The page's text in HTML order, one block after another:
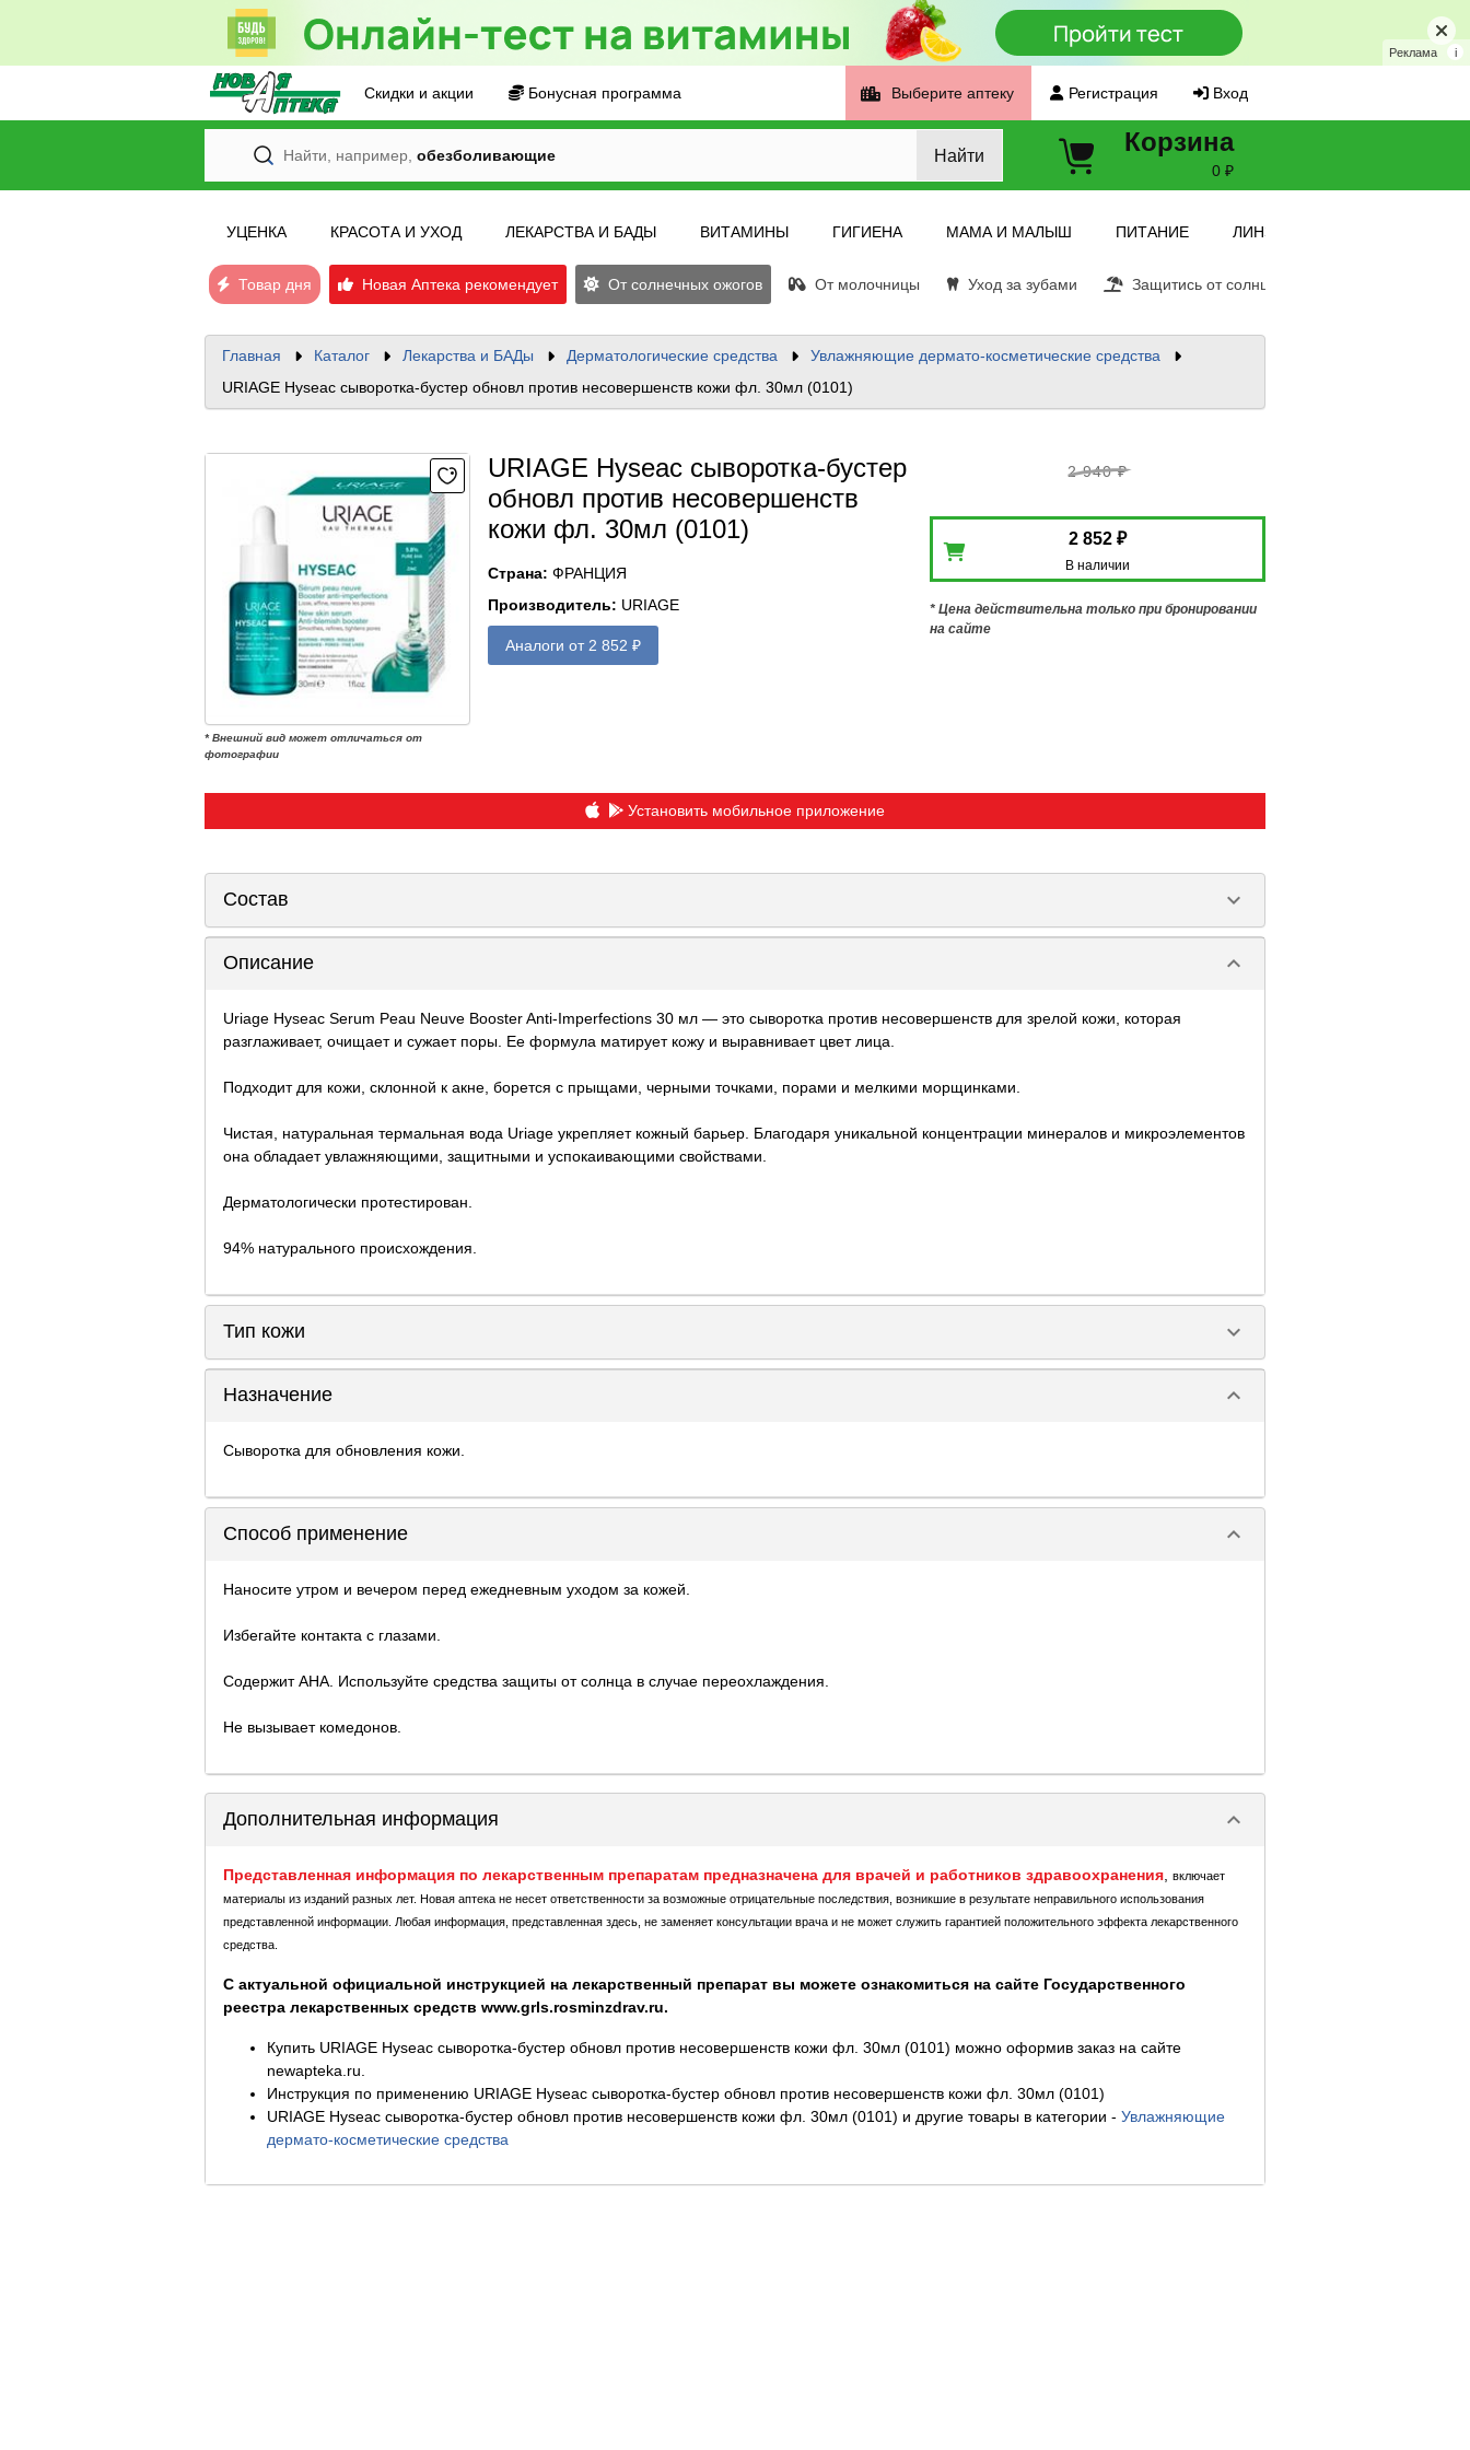
Реклама i
Скидки и акции Бонусная программа Выберите аптеку Регистрация Вход
Найти, например, обезболивающие Найти Корзина
0 ₽
УЦЕНКА КРАСОТА И УХОД ЛЕКАРСТВА И БАДЫ ВИТАМИНЫ ГИГИЕНА МАМА И МАЛЫШ ПИТАНИЕ ЛИНЗЫ
Товар дня Новая Аптека рекомендует От солнечных ожогов От молочницы Уход за зубами Защитись от солнца
Главная Каталог Лекарства и БАДы Дерматологические средства
Увлажняющие дермато-косметические средства
URIAGE Hyseac сыворотка-бустер обновл против несовершенств кожи фл. 30мл (0101)
* Внешний вид может отличаться от
фотографии
URIAGE Hyseac сыворотка-бустер
обновл против несовершенств
кожи фл. 30мл (0101)
Страна: ФРАНЦИЯ
Производитель: URIAGE
Аналоги от 2 852 ₽
2 940 ₽
2 852 ₽
В наличии
* Цена действительна только при бронировании
на сайте
Установить мобильное приложение
Состав keyboard_arrow_down
Описание keyboard_arrow_down
Uriage Hyseac Serum Peau Neuve Booster Anti-Imperfections 30 мл — это сыворотка против несовершенств для зрелой кожи, которая
разглаживает, очищает и сужает поры. Ее формула матирует кожу и выравнивает цвет лица.
Подходит для кожи, склонной к акне, борется с прыщами, черными точками, порами и мелкими морщинками.
Чистая, натуральная термальная вода Uriage укрепляет кожный барьер. Благодаря уникальной концентрации минералов и микроэлементов
она обладает увлажняющими, защитными и успокаивающими свойствами.
Дерматологически протестирован.
94% натурального происхождения.
Тип кожи keyboard_arrow_down
Назначение keyboard_arrow_down
Сыворотка для обновления кожи.
Способ применение keyboard_arrow_down
Наносите утром и вечером перед ежедневным уходом за кожей.
Избегайте контакта с глазами.
Содержит AHA. Используйте средства защиты от солнца в случае переохлаждения.
Не вызывает комедонов.
Дополнительная информация keyboard_arrow_down
Представленная информация по лекарственным препаратам предназначена для врачей и работников здравоохранения
включает
материалы из изданий разных лет. Новая аптека не несет ответственности за возможные отрицательные последствия, возникшие в результате неправильного использования
представленной информации. Любая информация, представленная здесь, не заменяет консультации врача и не может служить гарантией положительного эффекта лекарственного
средства.
С актуальной официальной инструкцией на лекарственный препарат вы можете ознакомиться на сайте Государственного
реестра лекарственных средств www.grls.rosminzdrav.ru.
Купить URIAGE Hyseac сыворотка-бустер обновл против несовершенств кожи фл. 30мл (0101) можно оформив заказ на сайте
newapteka.ru.
Инструкция по применению URIAGE Hyseac сыворотка-бустер обновл против несовершенств кожи фл. 30мл (0101)
URIAGE Hyseac сыворотка-бустер обновл против несовершенств кожи фл. 30мл (0101) и другие товары в категории - Увлажняющие
дермато-косметические средства